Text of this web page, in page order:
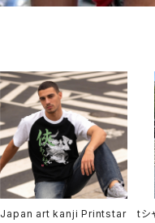
Japan art kanji Printstar
tシ